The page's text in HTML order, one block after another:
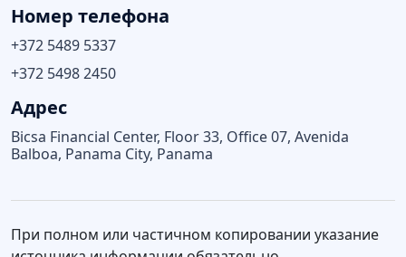
Номер телефона
+372 5489 5337
+372 5498 2450
Адрес
Bicsa Financial Center, Floor 33, Office 07, Avenida
Balboa, Panama City, Panama
При полном или частичном копировании указание